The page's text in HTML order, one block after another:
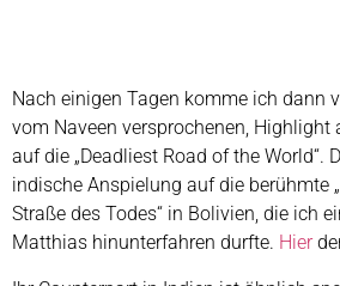
Nach einigen Tagen komme ich dann
vom Naveen versprochenen, Highlight
auf die „Deadliest Road of the World“.
indische Anspielung auf die berühmte
Straße des Todes“ in Bolivien, die ich
Matthias hinunterfahren durfte. Hier